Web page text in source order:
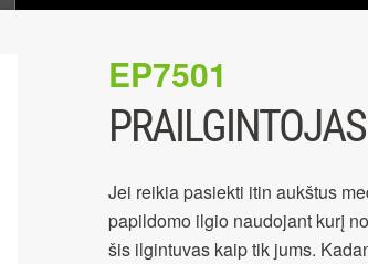
EP7501
PRAILGINTOJAS
Jei reikia pasiekti itin aukštus
papildomo ilgio naudojant kurį
šis ilgintuvas kaip tik jums.